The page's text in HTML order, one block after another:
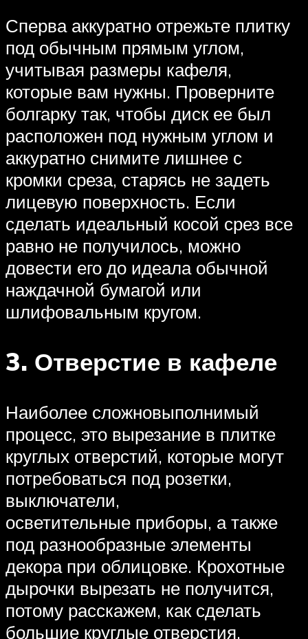
Сперва аккуратно отрежьте плитку
под обычным прямым углом,
учитывая размеры кафеля,
которые вам нужны. Проверните
болгарку так, чтобы диск ее был
расположен под нужным углом и
аккуратно снимите лишнее с
кромки среза, старясь не задеть
лицевую поверхность. Если
сделать идеальный косой срез все
равно не получилось, можно
довести его до идеала обычной
наждачной бумагой или
шлифовальным кругом.
3. Отверстие в кафеле
Наиболее сложновыполнимый
процесс, это вырезание в плитке
круглых отверстий, которые могут
потребоваться под розетки,
выключатели,
осветительные приборы, а также
под разнообразные элементы
декора при облицовке. Крохотные
дырочки вырезать не получится,
потому расскажем, как сделать
большие круглые отверстия.